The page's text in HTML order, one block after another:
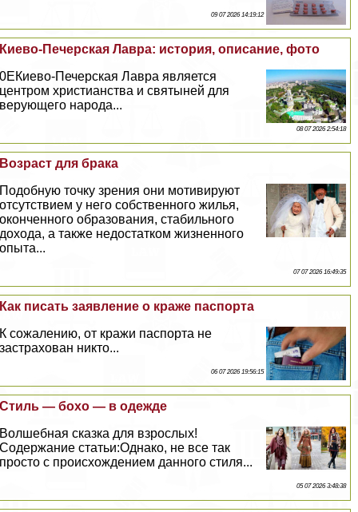
09 07 2026 14:19:12
Киево-Печерская Лавра: история, описание, фото
0EКиево-Печерская Лавра является
центром христианства и святыней для
верующего народа...
08 07 2026 2:54:18
Возраст для бpaка
Подобную точку зрения они мотивируют
отсутствием у него собственного жилья,
оконченного образования, стабильного
дохода, а также недостатком жизненного
опыта...
07 07 2026 16:49:35
Как писать заявление о краже паспорта
К сожалению, от кражи паспорта не
застрахован никто...
06 07 2026 19:56:15
Стиль — бохо — в одежде
Волшебная сказка для взрослых!
Содержание статьи:Однако, не все так
просто с происхождением данного стиля...
05 07 2026 3:48:38